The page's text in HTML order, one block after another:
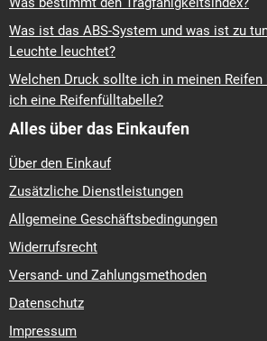
Was ist das ABS-System und was ist zu
Leuchte leuchtet?
Welchen Druck sollte ich in meinen
ich eine Reifenfülltabelle?
Alles über das Einkaufen
Über den Einkauf
Zusätzliche Dienstleistungen
Allgemeine Geschäftsbedingungen
Widerrufsrecht
Versand- und Zahlungsmethoden
Datenschutz
Impressum